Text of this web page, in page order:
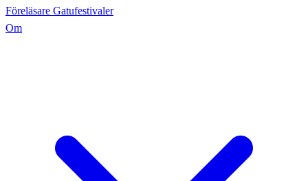
Föreläsare Gatufestivaler
Om